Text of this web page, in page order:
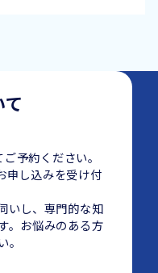
予約ください。
申し込みを受け付
いし、専門的な知
。お悩みのある方